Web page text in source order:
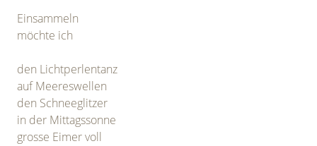
Einsammeln
möchte ich
den Lichtperlentanz
auf Meereswellen
den Schneeglitzer
in der Mittagssonne
grosse Eimer voll